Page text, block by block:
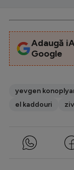
Adaugă
Google
yevgen
el kaddouri